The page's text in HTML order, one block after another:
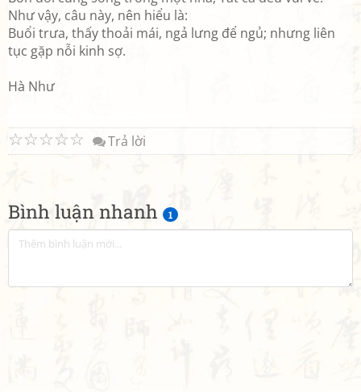
Bình luận nhanh 1
Như vậy, câu này, nên hiểu là:
Buổi trưa, thấy thoải mái, ngả lưng để ngủ; nhưng liên
tục gặp nỗi kinh sợ.
Hà Như
☆
☆
☆
☆
☆ Trả lời